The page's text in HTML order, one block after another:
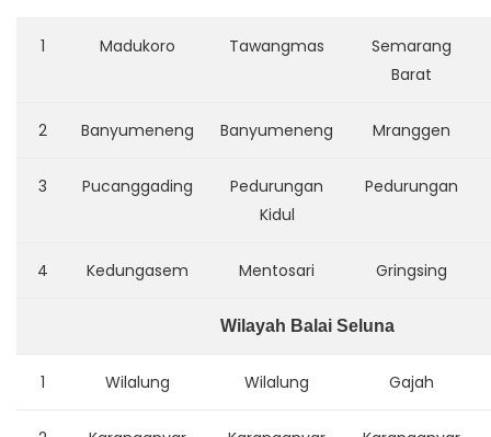
1 Madukoro Tawangmas
Semarang
Barat
2 Banyumeneng Banyumeneng Mranggen
3 Pucanggading
Pedurungan
Kidul
Pedurungan
4 Kedungasem Mentosari Gringsing
Wilayah Balai Seluna
1 Wilalung Wilalung Gajah